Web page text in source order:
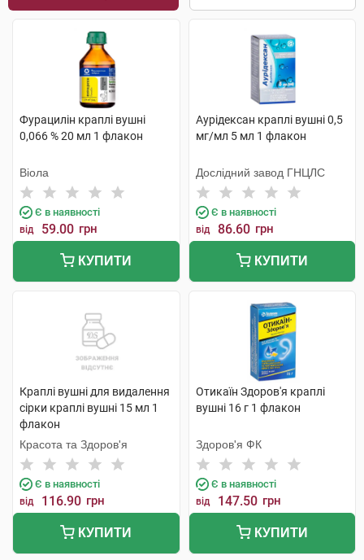
Фурацилін краплі вушні
0,066 % 20 мл 1 флакон
Віола
Є в наявності
від 59.00 грн
КУПИТИ
Аурiдексан краплі вушні 0,5
мг/мл 5 мл 1 флакон
Дослідний завод ГНЦЛС
Є в наявності
від 86.60 грн
КУПИТИ
Краплі вушні для видалення
сірки краплі вушні 15 мл 1
флакон
Красота та Здоров'я
Є в наявності
від 116.90 грн
КУПИТИ
Отикаїн Здоров'я краплі
вушні 16 г 1 флакон
Здоров'я ФК
Є в наявності
від 147.50 грн
КУПИТИ